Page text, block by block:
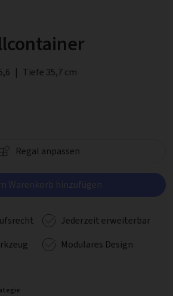
| Tiefe 35,7 cm
Regal anpassen
Warenkorb hinzufügen
Jederzeit erweiterbar
Modulares Design